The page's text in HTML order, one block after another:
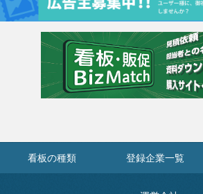
看板の種類 登録企業一覧